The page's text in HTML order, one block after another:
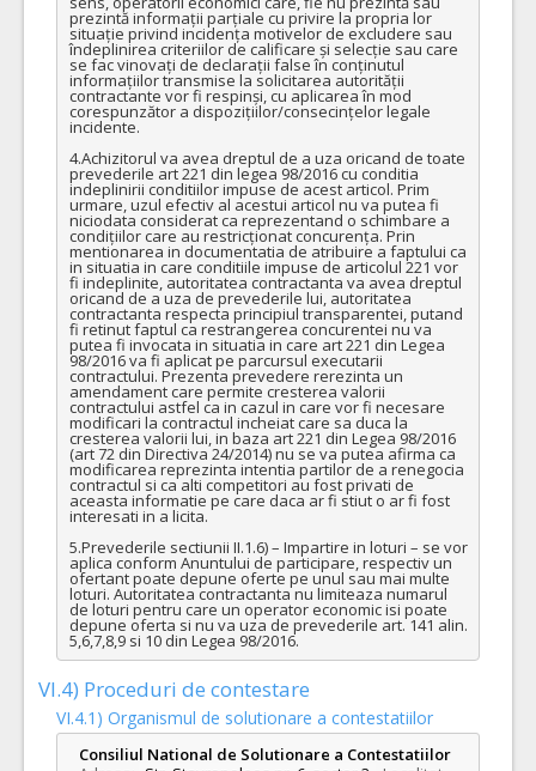
prezintă informații parțiale cu privire la propria lor
situație privind incidența motivelor de excludere sau
îndeplinirea criteriilor de calificare și selecție sau care
se fac vinovați de declarații false în conținutul
informațiilor transmise la solicitarea autorității
contractante vor fi respinși, cu aplicarea în mod
corespunzător a dispozițiilor/consecințelor legale
incidente.
4.Achizitorul va avea dreptul de a uza oricand de toate
prevederile art 221 din legea 98/2016 cu conditia
indeplinirii conditiilor impuse de acest articol. Prim
urmare, uzul efectiv al acestui articol nu va putea fi
niciodata considerat ca reprezentand o schimbare a
condițiilor care au restricționat concurența. Prin
mentionarea in documentatia de atribuire a faptului ca
in situatia in care conditiile impuse de articolul 221 vor
fi indeplinite, autoritatea contractanta va avea dreptul
oricand de a uza de prevederile lui, autoritatea
contractanta respecta principiul transparentei, putand
fi retinut faptul ca restrangerea concurentei nu va
putea fi invocata in situatia in care art 221 din Legea
98/2016 va fi aplicat pe parcursul executarii
contractului. Prezenta prevedere rerezinta un
amendament care permite cresterea valorii
contractului astfel ca in cazul in care vor fi necesare
modificari la contractul incheiat care sa duca la
cresterea valorii lui, in baza art 221 din Legea 98/2016
(art 72 din Directiva 24/2014) nu se va putea afirma ca
modificarea reprezinta intentia partilor de a renegocia
contractul si ca alti competitori au fost privati de
aceasta informatie pe care daca ar fi stiut o ar fi fost
interesati in a licita.
5.Prevederile sectiunii II.1.6) – Impartire in loturi – se vor
aplica conform Anuntului de participare, respectiv un
ofertant poate depune oferte pe unul sau mai multe
loturi. Autoritatea contractanta nu limiteaza numarul
de loturi pentru care un operator economic isi poate
depune oferta si nu va uza de prevederile art. 141 alin.
5,6,7,8,9 si 10 din Legea 98/2016.
VI.4) Proceduri de contestare
VI.4.1) Organismul de solutionare a contestatiilor
Consiliul National de Solutionare a Contestatiilor